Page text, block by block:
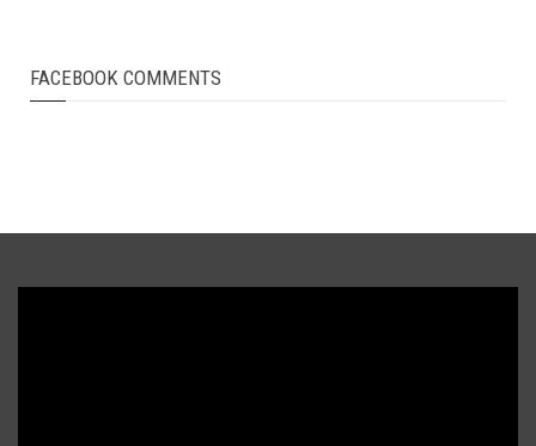
FACEBOOK COMMENTS